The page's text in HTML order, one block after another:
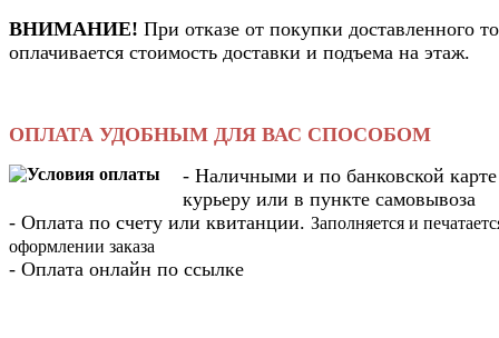
ВНИМАНИЕ! При отказе от покупки доставленного
оплачивается стоимость доставки и подъема на этаж.
ОПЛАТА УДОБНЫМ ДЛЯ ВАС СПОСОБОМ
- Наличными и по банковской карте
курьеру или в пункте самовывоза
- Оплата по счету или квитанции. Заполняется и
оформлении заказа
- Оплата онлайн по ссылке